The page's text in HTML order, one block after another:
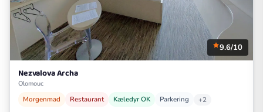
9.6/10
Nezvalova Archa
Olomouc
Morgenmad Restaurant Kæledyr OK Parkering +2